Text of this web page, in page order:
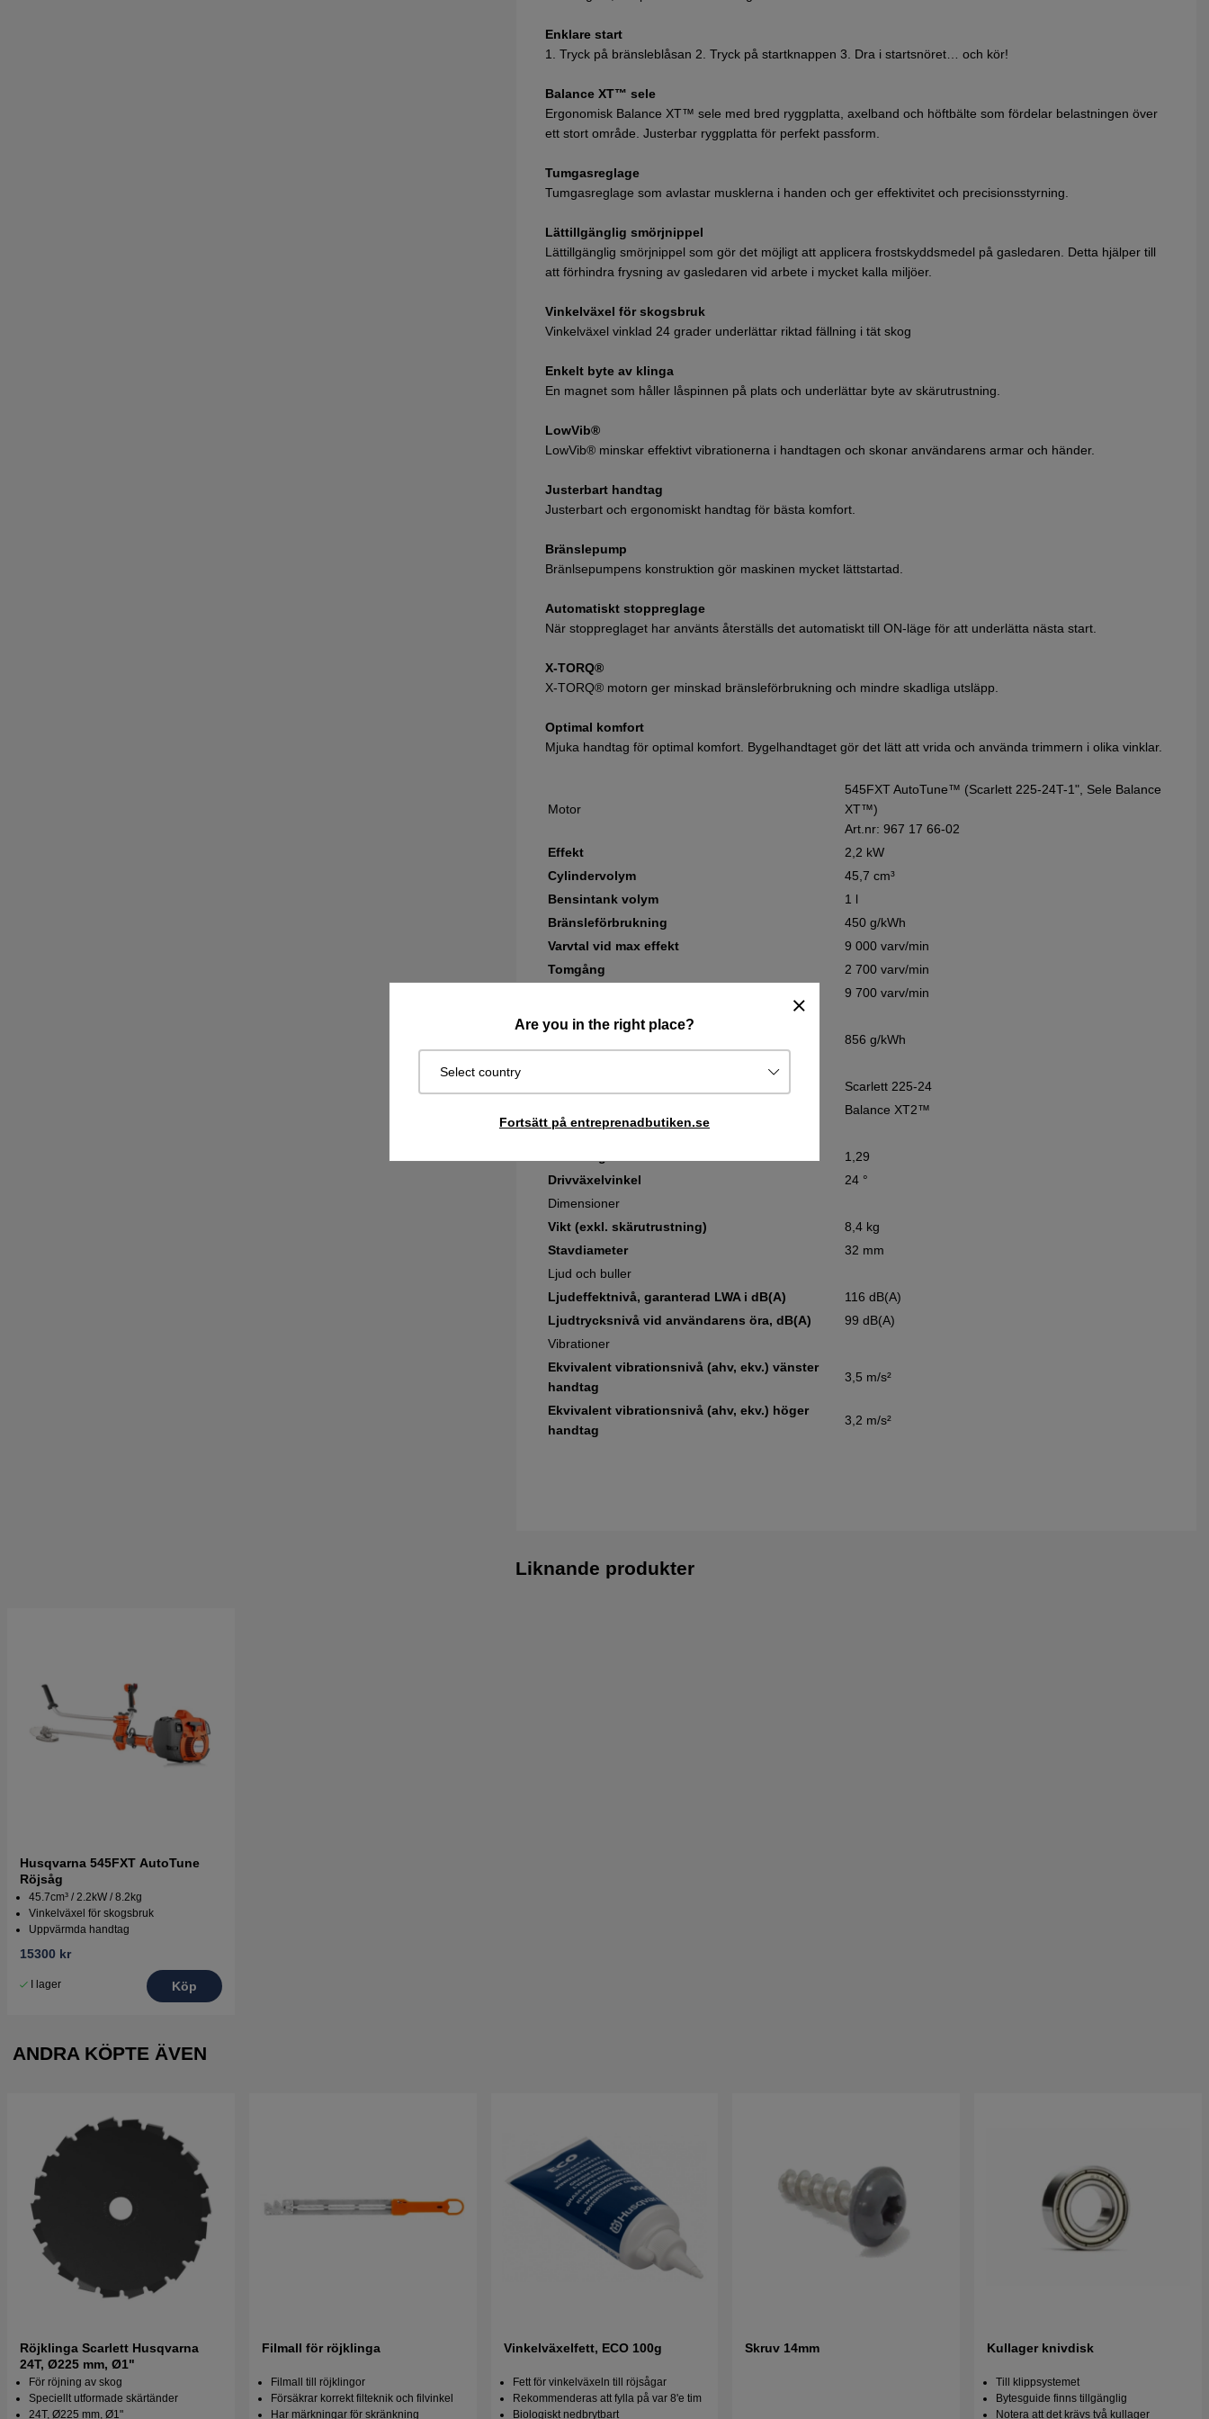
Are you in the right place?
Select country
Fortsätt på entreprenadbutiken.se
Enklare start
1. Tryck på bränsleblåsan 2. Tryck på startknappen 3. Dra i startsnöret… och kör!
Balance XT™ sele
Ergonomisk Balance XT™ sele med bred ryggplatta, axelband och höftbälte som fördelar belastningen över
ett stort område. Justerbar ryggplatta för perfekt passform.
Tumgasreglage
Tumgasreglage som avlastar musklerna i handen och ger effektivitet och precisionsstyrning.
Lättillgänglig smörjnippel
Lättillgänglig smörjnippel som gör det möjligt att applicera frostskyddsmedel på gasledaren. Detta hjälper till
att förhindra frysning av gasledaren vid arbete i mycket kalla miljöer.
Vinkelväxel för skogsbruk
Vinkelväxel vinklad 24 grader underlättar riktad fällning i tät skog
Enkelt byte av klinga
En magnet som håller låspinnen på plats och underlättar byte av skärutrustning.
LowVib®
LowVib® minskar effektivt vibrationerna i handtagen och skonar användarens armar och händer.
Justerbart handtag
Justerbart och ergonomiskt handtag för bästa komfort.
Bränslepump
Bränlsepumpens konstruktion gör maskinen mycket lättstartad.
Automatiskt stoppreglage
När stoppreglaget har använts återställs det automatiskt till ON-läge för att underlätta nästa start.
X-TORQ®
X-TORQ® motorn ger minskad bränsleförbrukning och mindre skadliga utsläpp.
Optimal komfort
Mjuka handtag för optimal komfort. Bygelhandtaget gör det lätt att vrida och använda trimmern i olika vinklar.
Motor
545FXT AutoTune™ (Scarlett 225-24T-1", Sele Balance
XT™)
Art.nr: 967 17 66‑02
Effekt
2,2 kW
Cylindervolym
45,7 cm³
Bensintank volym
1 l
Bränsleförbrukning
450 g/kWh
Varvtal vid max effekt
9 000 varv/min
Tomgång
2 700 varv/min
9 700 varv/min
Utsläpp
856 g/kWh
Scarlett 225-24
Balance XT2™
Transmission
1,29
Drivväxelvinkel
24 °
Dimensioner
Vikt (exkl. skärutrustning)
8,4 kg
Stavdiameter
32 mm
Ljud och buller
Ljudeffektnivå, garanterad LWA i dB(A)
116 dB(A)
Ljudtrycksnivå vid användarens öra, dB(A)
99 dB(A)
Vibrationer
Ekvivalent vibrationsnivå (ahv, ekv.) vänster
handtag
3,5 m/s²
Ekvivalent vibrationsnivå (ahv, ekv.) höger
handtag
3,2 m/s²
Liknande produkter
Husqvarna 545FXT AutoTune
Röjsåg
45.7cm³ / 2.2kW / 8.2kg
Vinkelväxel för skogsbruk
Uppvärmda handtag
15300 kr
I lager Köp
ANDRA KÖPTE ÄVEN
Röjklinga Scarlett Husqvarna
24T, Ø225 mm, Ø1"
För röjning av skog
Speciellt utformade skärtänder
24T, Ø225 mm, Ø1"
Filmall för röjklinga
Filmall till röjklingor
Försäkrar korrekt filteknik och filvinkel
Har märkningar för skränkning
Vinkelväxelfett, ECO 100g
Fett för vinkelväxeln till röjsågar
Rekommenderas att fylla på var 8'e tim
Biologiskt nedbrytbart
Skruv 14mm Kullager knivdisk
Till klippsystemet
Bytesguide finns tillgänglig
Notera att det krävs två kullager